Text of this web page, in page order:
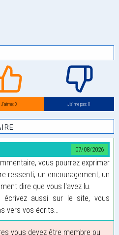
J’aime: 0 J’aime pas: 0
07/08/2026
vous pourrez exprimer
ressenti, un encouragement, un
dire que vous l'avez lu.
écrivez aussi sur le site, vous
vers vos écrits...
vous devez être membre ou